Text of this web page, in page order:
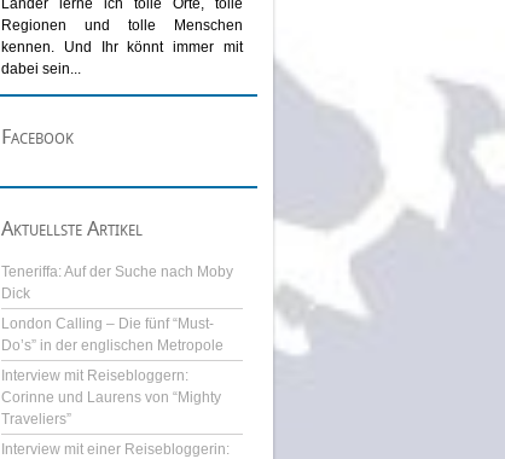
Länder lerne ich tolle Orte, tolle
Regionen und tolle Menschen
kennen. Und Ihr könnt immer mit
dabei sein...
Facebook
Aktuellste Artikel
Teneriffa: Auf der Suche nach Moby
Dick
London Calling – Die fünf “Must-
Do’s” in der englischen Metropole
Interview mit Reisebloggern:
Corinne und Laurens von “Mighty
Traveliers”
Interview mit einer Reisebloggerin: